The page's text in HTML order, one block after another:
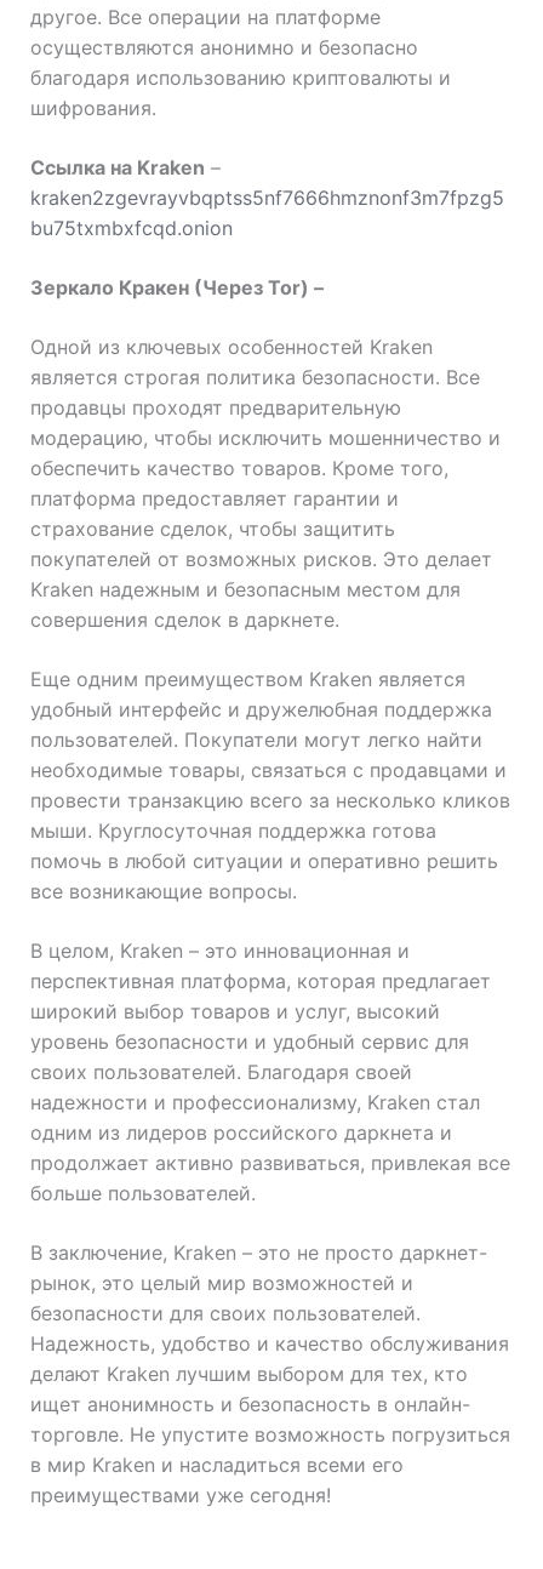
другое. Все операции на платформе
осуществляются анонимно и безопасно
благодаря использованию криптовалюты и
шифрования.
Cсылка на Kraken –
kraken2zgevrayvbqptss5nf7666hmznonf3m7fpzg5
bu75txmbxfcqd.onion
Зеркало Кракен (Через Tor) –
Одной из ключевых особенностей Kraken
является строгая политика безопасности. Все
продавцы проходят предварительную
модерацию, чтобы исключить мошенничество и
обеспечить качество товаров. Кроме того,
платформа предоставляет гарантии и
страхование сделок, чтобы защитить
покупателей от возможных рисков. Это делает
Kraken надежным и безопасным местом для
совершения сделок в даркнете.
Еще одним преимуществом Kraken является
удобный интерфейс и дружелюбная поддержка
пользователей. Покупатели могут легко найти
необходимые товары, связаться с продавцами и
провести транзакцию всего за несколько кликов
мыши. Круглосуточная поддержка готова
помочь в любой ситуации и оперативно решить
все возникающие вопросы.
В целом, Kraken – это инновационная и
перспективная платформа, которая предлагает
широкий выбор товаров и услуг, высокий
уровень безопасности и удобный сервис для
своих пользователей. Благодаря своей
надежности и профессионализму, Kraken стал
одним из лидеров российского даркнета и
продолжает активно развиваться, привлекая все
больше пользователей.
В заключение, Kraken – это не просто даркнет-
рынок, это целый мир возможностей и
безопасности для своих пользователей.
Надежность, удобство и качество обслуживания
делают Kraken лучшим выбором для тех, кто
ищет анонимность и безопасность в онлайн-
торговле. Не упустите возможность погрузиться
в мир Kraken и насладиться всеми его
преимуществами уже сегодня!